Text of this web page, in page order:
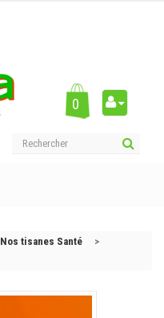
0
Nos tisanes Santé
>